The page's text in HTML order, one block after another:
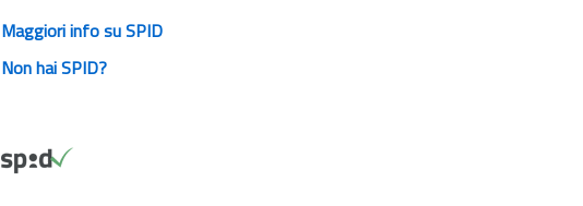
Maggiori info su SPID
Non hai SPID?